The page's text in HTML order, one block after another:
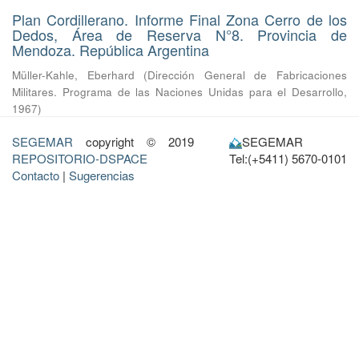
Plan Cordillerano. Informe Final Zona Cerro de los
Dedos, Área de Reserva N°8. Provincia de
Mendoza. República Argentina
Müller-Kahle, Eberhard (Dirección General de Fabricaciones
Militares. Programa de las Naciones Unidas para el Desarrollo,
1967)
SEGEMAR copyright © 2019
REPOSITORIO-DSPACE
Contacto | Sugerencias
SEGEMAR
Tel:(+5411) 5670-0101